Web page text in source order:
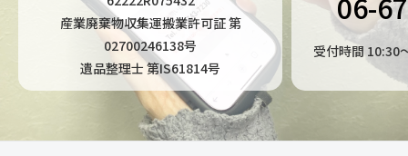
産業廃棄物収集運搬業許可証 第
02700246138号
遺品整理士 第IS61814号
受付時間 10:30